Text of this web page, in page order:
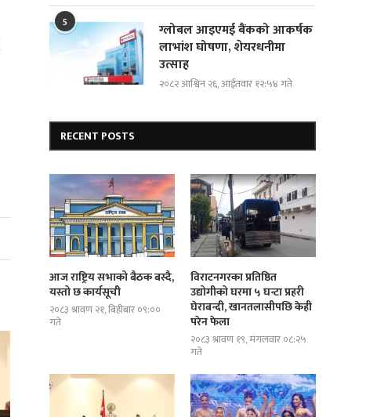
5
ग्लोबल आइएमई बैंकको आकर्षक
लाभांश घोषणा, शेयरधनीमा
उत्साह
२०८२ आश्विन २६, आईतवार १२:५४ गते
RECENT POSTS
आज राष्ट्रिय सभाको बैठक बस्दै,
यस्तो छ कार्यसूची
२०८३ श्रावण २१, बिहीबार ०९:००
गते
विराटनगरका प्रतिष्ठित
उद्योगीको घरमा ५ घन्टा प्रहरी
घेराबन्दी, खानतलासीपछि केही
परेन फेला
२०८३ श्रावण १९, मंगलवार ०८:२५
गते